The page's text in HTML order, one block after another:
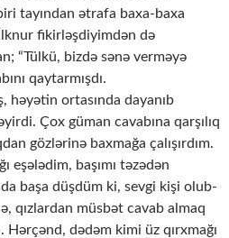
tayından ətrafa baxa-baxa
fikirləşdiyimdən də
“Tülkü, bizdə sənə verməyə
qaytarmışdı.
həyətin ortasında dayanıb
Çox güman cavabına qarşılıq
gözlərinə baxmağa çalışırdım.
eşələdim, başımı təzədən
başa düşdüm ki, sevgi kişi olub-
qızlardan müsbət cavab almaq
dədəm kimi üz qırxmağı